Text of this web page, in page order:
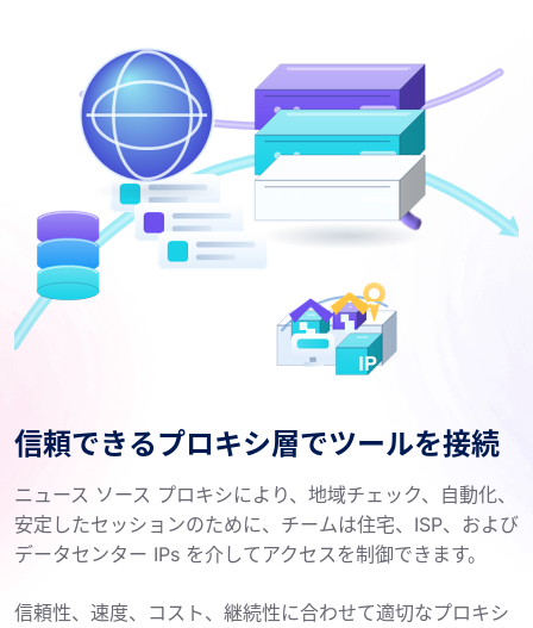
信頼できるプロキシ層でツールを接続
ニュース ソース プロキシにより、地域チェック、自動化、
安定したセッションのために、チームは住宅、ISP、および
データセンター IPs を介してアクセスを制御できます。
信頼性、速度、コスト、継続性に合わせて適切なプロキシ